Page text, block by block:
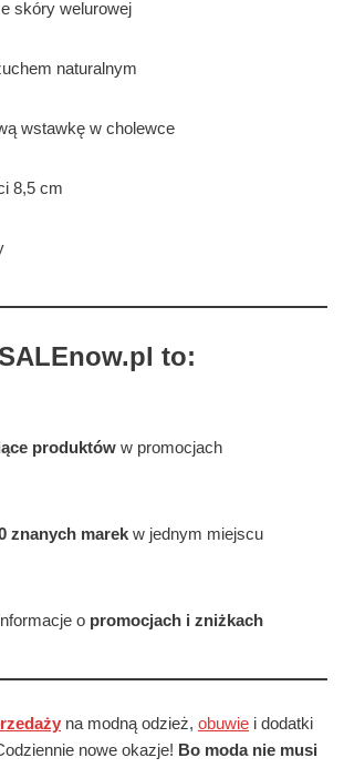
skóry welurowej
naturalnym
wstawkę w cholewce
8,5 cm
SALEnow.pl to:
produktów w promocjach
znanych marek w jednym miejscu
o promocjach i zniżkach
na modną odzież, obuwie i dodatki
nowe okazje! Bo moda nie musi